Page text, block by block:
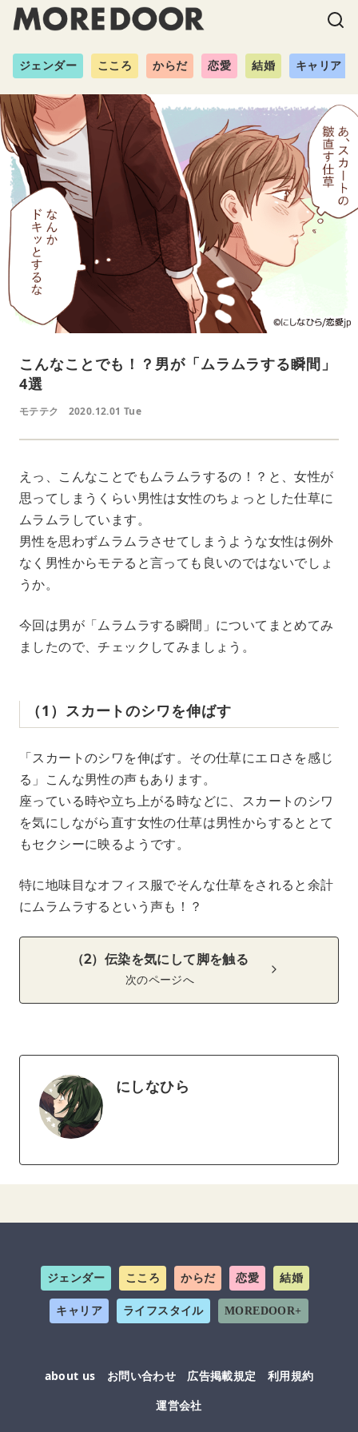
ジェンダー こころ からだ 恋愛 結婚 キャリア
こんなことでも！？男が「ムラムラする瞬間」
4選
モテテク 2020.12.01 Tue
えっ、こんなことでもムラムラするの！？と、女性が
思ってしまうくらい男性は女性のちょっとした仕草に
ムラムラしています。
男性を思わずムラムラさせてしまうような女性は例外
なく男性からモテると言っても良いのではないでしょ
うか。
今回は男が「ムラムラする瞬間」についてまとめてみ
ましたので、チェックしてみましょう。
（1）スカートのシワを伸ばす
「スカートのシワを伸ばす。その仕草にエロさを感じ
る」こんな男性の声もあります。
座っている時や立ち上がる時などに、スカートのシワ
を気にしながら直す女性の仕草は男性からするととて
もセクシーに映るようです。
特に地味目なオフィス服でそんな仕草をされると余計
にムラムラするという声も！？
（2）伝染を気にして脚を触る
次のページへ
にしなひら
ジェンダー こころ からだ 恋愛 結婚
キャリア ライフスタイル MOREDOOR+
about us お問い合わせ 広告掲載規定
利用規約
運営会社